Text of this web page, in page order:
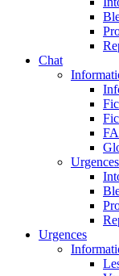
Chat
Urgences
Urgences